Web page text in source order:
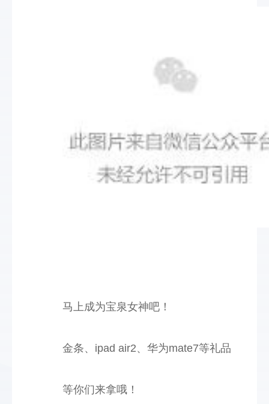
马上成为宝泉女神吧！
金条、ipad air2、华为mate7等礼品
等你们来拿哦！